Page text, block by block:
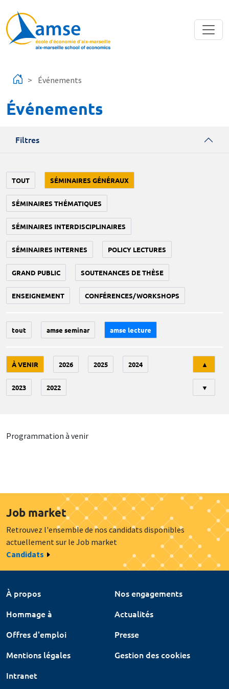
Événements
Événements
Filtres
TOUT SÉMINAIRES GÉNÉRAUX
SÉMINAIRES THÉMATIQUES
SÉMINAIRES INTERDISCIPLINAIRES
SÉMINAIRES INTERNES POLICY LECTURES
GRAND PUBLIC SOUTENANCES DE THÈSE
ENSEIGNEMENT CONFÉRENCES/WORKSHOPS
tout amse seminar amse lecture
À VENIR 2026 2025 2024
2023 2022
▲
▼
Programmation à venir
Job market
Retrouvez l'ensemble de nos candidats disponibles
actuellement sur le Job market
Candidats
À propos
Nos engagements
Hommage à
Actualités
Offres d'emploi
Presse
Mentions légales
Gestion des cookies
Intranet